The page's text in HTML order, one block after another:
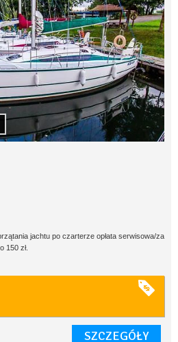
jachtu po czarterze opłata serwisowa/za
150 zł.
SZCZEGÓŁY